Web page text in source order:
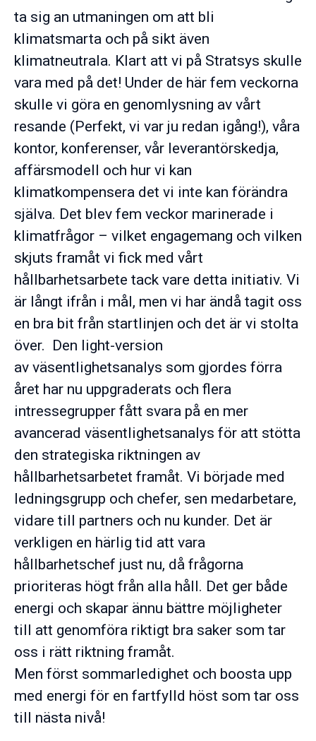
ta sig an utmaningen om att bli
klimatsmarta och på sikt även
klimatneutrala. Klart att vi på Stratsys skulle
vara med på det! Under de här fem veckorna
skulle vi göra en genomlysning av vårt
resande (Perfekt, vi var ju redan igång!), våra
kontor, konferenser, vår leverantörskedja,
affärsmodell och hur vi kan
klimatkompensera det vi inte kan förändra
själva. Det blev fem veckor marinerade i
klimatfrågor – vilket engagemang och vilken
skjuts framåt vi fick med vårt
hållbarhetsarbete tack vare detta initiativ. Vi
är långt ifrån i mål, men vi har ändå tagit oss
en bra bit från startlinjen och det är vi stolta
över. Den light-version
av väsentlighetsanalys som gjordes förra
året har nu uppgraderats och flera
intressegrupper fått svara på en mer
avancerad väsentlighetsanalys för att stötta
den strategiska riktningen av
hållbarhetsarbetet framåt. Vi började med
ledningsgrupp och chefer, sen medarbetare,
vidare till partners och nu kunder. Det är
verkligen en härlig tid att vara
hållbarhetschef just nu, då frågorna
prioriteras högt från alla håll. Det ger både
energi och skapar ännu bättre möjligheter
till att genomföra riktigt bra saker som tar
oss i rätt riktning framåt.
Men först sommarledighet och boosta upp
med energi för en fartfylld höst som tar oss
till nästa nivå!